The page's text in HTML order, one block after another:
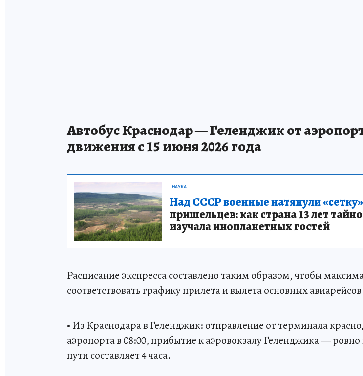
Автобус Краснодар — Геленджик от
движения с 15 июня 2026 года
НАУКА
Над СССР военные натянули «сетку»
пришельцев: как страна 13 лет
изучала инопланетных гостей
Расписание экспресса составлено таким образом, чтобы
соответствовать графику прилета и вылета основных
• Из Краснодара в Геленджик: отправление от терминала
аэропорта в 08:00, прибытие к аэровокзалу Геленджика —
пути составляет 4 часа.